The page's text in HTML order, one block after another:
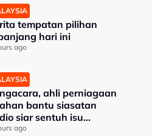
tempatan pilihan
hari ini
ago
ahli perniagaan
bantu siasatan
siar sentuh isu
agama
ago